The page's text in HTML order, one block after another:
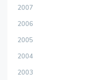
2007
2006
2005
2004
2003